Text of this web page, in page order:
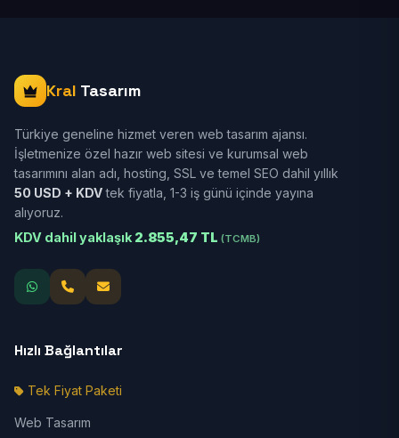
Kral Tasarım
Türkiye geneline hizmet veren web tasarım ajansı.
İşletmenize özel hazır web sitesi ve kurumsal web
tasarımını alan adı, hosting, SSL ve temel SEO dahil yıllık
50 USD + KDVtek fiyatla, 1-3 iş günü içinde yayına
alıyoruz.
KDV dahil yaklaşık 2.855,47 TL (TCMB)
Hızlı Bağlantılar
Tek Fiyat Paketi
Web Tasarım